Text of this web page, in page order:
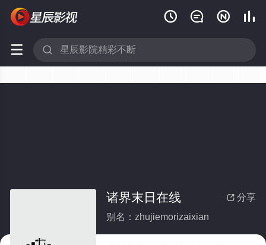
   
 
 分享
诸界末日在线
别名：zhujiemorizaixian